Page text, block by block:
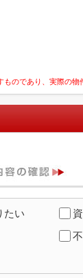
のであり、実際の物
たい